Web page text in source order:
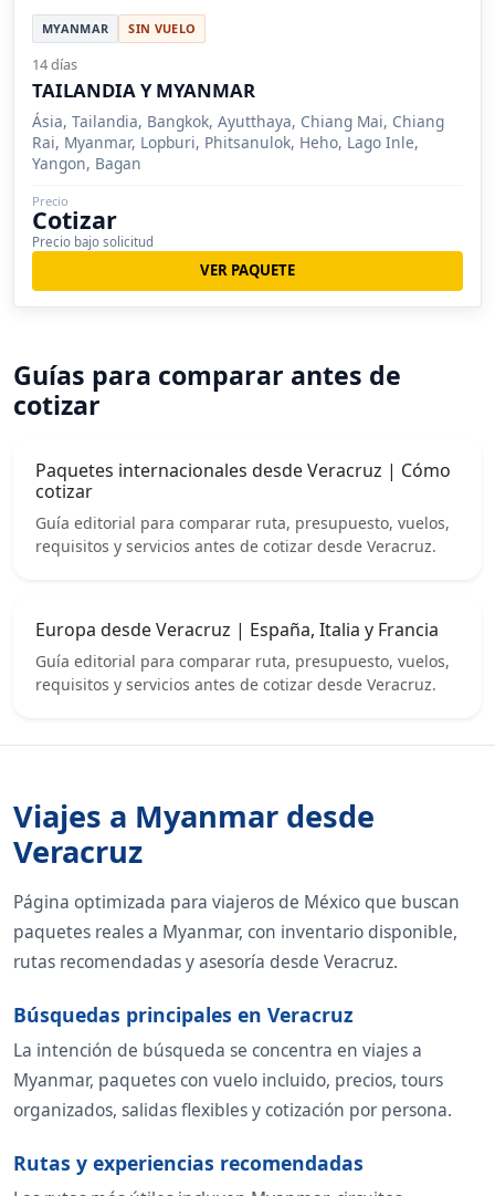
MYANMAR SIN VUELO
14 días
TAILANDIA Y MYANMAR
Ásia, Tailandia, Bangkok, Ayutthaya, Chiang Mai, Chiang
Rai, Myanmar, Lopburi, Phitsanulok, Heho, Lago Inle,
Yangon, Bagan
Precio
Cotizar
Precio bajo solicitud
VER PAQUETE
Guías para comparar antes de
cotizar
Paquetes internacionales desde Veracruz | Cómo
cotizar
Guía editorial para comparar ruta, presupuesto, vuelos,
requisitos y servicios antes de cotizar desde Veracruz.
Europa desde Veracruz | España, Italia y Francia
Guía editorial para comparar ruta, presupuesto, vuelos,
requisitos y servicios antes de cotizar desde Veracruz.
Viajes a Myanmar desde
Veracruz
Página optimizada para viajeros de México que buscan
paquetes reales a Myanmar, con inventario disponible,
rutas recomendadas y asesoría desde Veracruz.
Búsquedas principales en Veracruz
La intención de búsqueda se concentra en viajes a
Myanmar, paquetes con vuelo incluido, precios, tours
organizados, salidas flexibles y cotización por persona.
Rutas y experiencias recomendadas